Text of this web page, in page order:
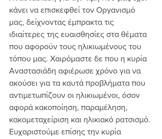
κάνει να επισκεφθεί τον Οργανισμό
μας, δείχνοντας έμπρακτα τις
ιδιαίτερες της ευαισθησίες στα θέματα
που αφορούν τους ηλικιωμένους του
τόπου μας. Χαιρόμαστε δε που η κυρία
Αναστασιάδη αφιέρωσε χρόνο για να
ακούσει για τα καυτά προβλήματα που
αντιμετωπίζουν οι ηλικιωμένοι, όσον
αφορά κακοποίηση, παραμέληση,
κακομεταχείριση και ηλικιακό ρατσισμό.
Ευχαριστούμε επίσης την κυρία